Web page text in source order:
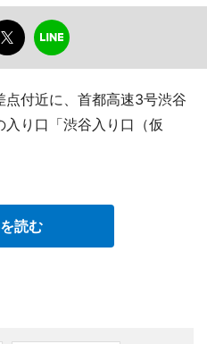
付近に、首都高速3号渋谷
り口「渋谷入り口（仮
読む